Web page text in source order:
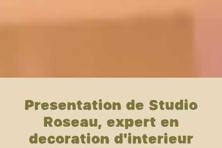
Présentation de Studio
Roseau, expert en
décoration d'intérieur